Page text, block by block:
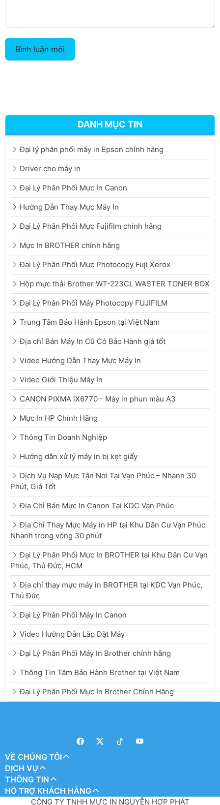
Bình luận mới
DANH MỤC TIN
Đại lý phân phối máy in Epson chính hãng
Driver cho máy in
Đại Lý Phân Phối Mực In Canon
Hướng Dẫn Thay Mực Máy In
Đại Lý Phân Phối Mực Fujifilm chính hãng
Mực In BROTHER chính hãng
Đại Lý Phân Phối Mực Photocopy Fuji Xerox
Hộp mực thải Brother WT-223CL WASTER TONER BOX
Đại Lý Phân Phối Máy Photocopy FUJIFILM
Trung Tâm Bảo Hành Epson tại Việt Nam
Địa chỉ Bán Máy In Cũ Có Bảo Hành giá tốt
Video Hướng Dẫn Thay Mực Máy In
Video Giới Thiệu Máy In
CANON PIXMA iX6770 - Máy in phun màu A3
Mực In HP Chính Hãng
Thông Tin Doanh Nghiệp
Hướng dẫn xử lý máy in bị kẹt giấy
Dịch Vụ Nạp Mực Tận Nơi Tại Vạn Phúc – Nhanh 30
Phút, Giá Tốt
Địa Chỉ Bán Mực In Canon Tại KDC Vạn Phúc
Địa Chỉ Thay Mực Máy in HP tại Khu Dân Cư Vạn Phúc
Nhanh trong vòng 30 phút
Đại Lý Phân Phối Mực In BROTHER tại Khu Dân Cư Vạn
Phúc, Thủ Đức, HCM
Địa chỉ thay mực máy in BROTHER tại KDC Vạn Phúc,
Thủ Đức
Đại Lý Phân Phối Máy In Canon
Video Hướng Dẫn Lắp Đặt Máy
Đại Lý Phân Phối Máy In Brother chính hãng
Thông Tin Tâm Bảo Hành Brother tại Việt Nam
Đại Lý Phân Phối Mực In Brother Chính Hãng
VỀ CHÚNG TÔI
DỊCH VỤ
THÔNG TIN
HỖ TRỢ KHÁCH HÀNG
CÔNG TY TNHH MỰC IN NGUYỄN HỢP PHÁT